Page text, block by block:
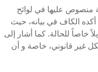
هو نتيجة معيارية منصوص عليها في لوائح
الكاف في بيانه، حيث
خاصاً للحالة. كما أشار إلى
غير قانوني، خاصة و أن